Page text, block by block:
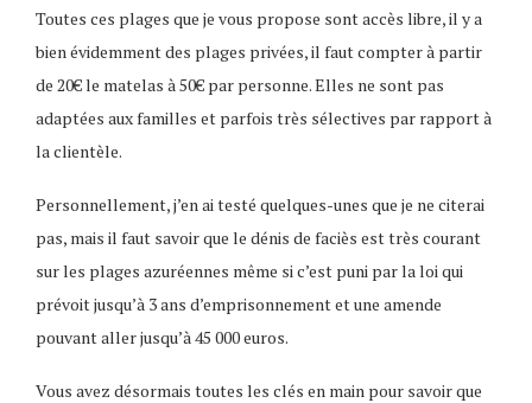
Toutes ces plages que je vous propose sont accès libre, il y a
bien évidemment des plages privées, il faut compter à partir
de 20€ le matelas à 50€ par personne. Elles ne sont pas
adaptées aux familles et parfois très sélectives par rapport à
la clientèle.
Personnellement, j’en ai testé quelques-unes que je ne citerai
pas, mais il faut savoir que le dénis de faciès est très courant
sur les plages azuréennes même si c’est puni par la loi qui
prévoit jusqu’à 3 ans d’emprisonnement et une amende
pouvant aller jusqu’à 45 000 euros.
Vous avez désormais toutes les clés en main pour savoir que